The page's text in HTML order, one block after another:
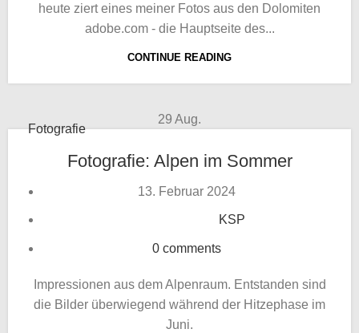
heute ziert eines meiner Fotos aus den Dolomiten
adobe.com - die Hauptseite des...
CONTINUE READING
29 Aug.
Fotografie
Fotografie: Alpen im Sommer
13. Februar 2024
KSP
0 comments
Impressionen aus dem Alpenraum. Entstanden sind
die Bilder überwiegend während der Hitzephase im
Juni.